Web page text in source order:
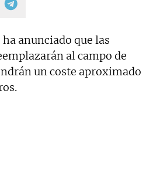
anunciado que las
al campo de
un coste aproximado